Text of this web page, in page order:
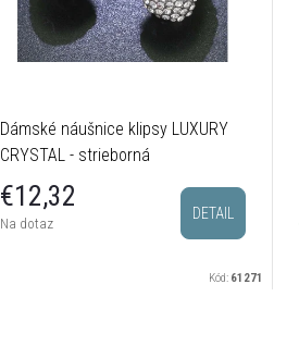
Dámské náušnice klipsy LUXURY
CRYSTAL - strieborná
€12,32
Na dotaz
DETAIL
Kód: 61271